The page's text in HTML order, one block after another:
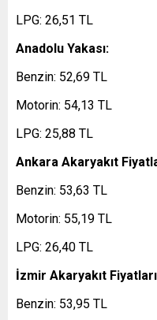
LPG: 26,51 TL
Anadolu Yakası:
Benzin: 52,69 TL
Motorin: 54,13 TL
LPG: 25,88 TL
Ankara Akaryakıt
Benzin: 53,63 TL
Motorin: 55,19 TL
LPG: 26,40 TL
İzmir Akaryakıt Fiyatları
Benzin: 53,95 TL